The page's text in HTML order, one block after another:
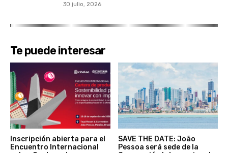
30 julio, 2026
Te puede interesar
Inscripción abierta para el
Encuentro Internacional
SAVE THE DATE: João
Pessoa será sede de la